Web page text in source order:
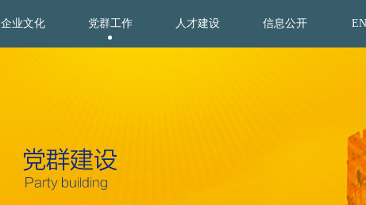
企业文化 党群工作 人才建设 信息公开 EN